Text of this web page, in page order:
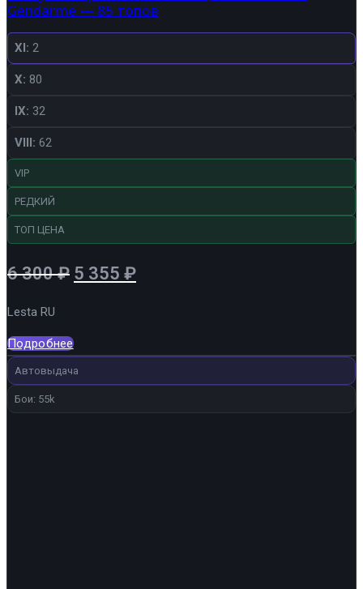
Gendarme — 85 топов
XI: 2
X: 80
IX: 32
VIII: 62
VIP
РЕДКИЙ
ТОП ЦЕНА
6 300₽ Первоначальная
6
300 ₽.
5 355 ₽Текущая
Lesta RU
Подробнее
Автовыдача
Бои: 55k